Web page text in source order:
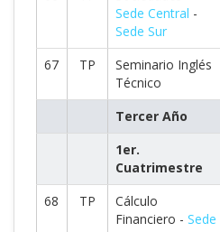
Sede Central -
Sede Sur
67 TP
Seminario Inglés
Técnico
Tercer Año
1er.
Cuatrimestre
68 TP
Cálculo
Financiero - Sede